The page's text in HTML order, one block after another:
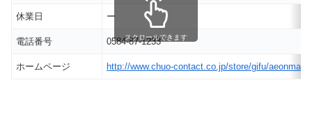
休業日 ー
電話番号 0584-87-1233
ホームページ http://www.chuo-contact.co.jp/store/gifu/
スクロールできます